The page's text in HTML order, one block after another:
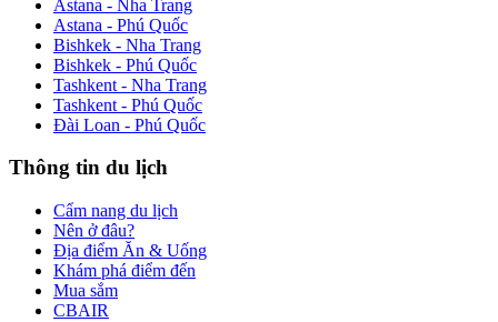
Astana - Nha Trang
Astana - Phú Quốc
Bishkek - Nha Trang
Bishkek - Phú Quốc
Tashkent - Nha Trang
Tashkent - Phú Quốc
Đài Loan - Phú Quốc
Thông tin du lịch
Cẩm nang du lịch
Nên ở đâu?
Địa điểm Ăn & Uống
Khám phá điểm đến
Mua sắm
CBAIR